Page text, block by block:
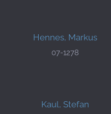
Hennes, Markus
07-1278
Kaul, Stefan